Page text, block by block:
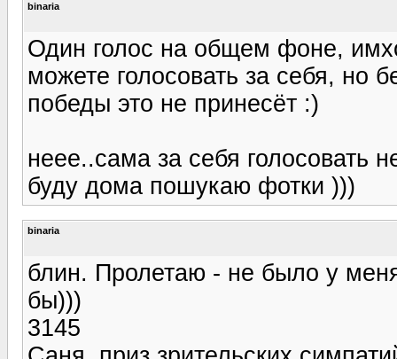
binaria
Один голос на общем фоне,
можете голосовать за себя, но
победы это не принесёт :)
неее..сама за себя голосовать
буду дома пошукаю фотки )))
binaria
блин. Пролетаю - не было у
бы)))
3145